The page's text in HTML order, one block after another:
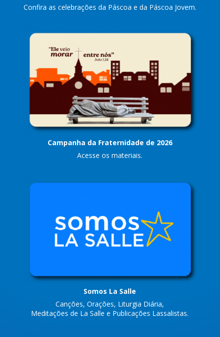
Confira as celebrações da Páscoa e da Páscoa Jovem.
Campanha da Fraternidade de 2026
Acesse os materiais.
Somos La Salle
Canções, Orações, Liturgia Diária,
Meditações de La Salle e Publicações Lassalistas.